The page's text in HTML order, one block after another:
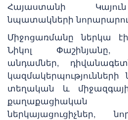
Հայաստանի
նպատակների
Միջոցառմանը ներկա
Նիկոլ Փաշինյանը,
անդամներ,
կազմակերպությունների
տեղական և
քաղաքացիական
ներկայացուցիչներ,